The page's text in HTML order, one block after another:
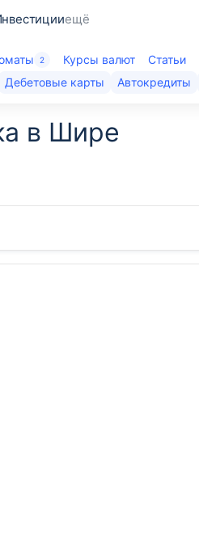
ещё
2 Курсы валют Статьи
Дебетовые карты Автокредиты
в Шире